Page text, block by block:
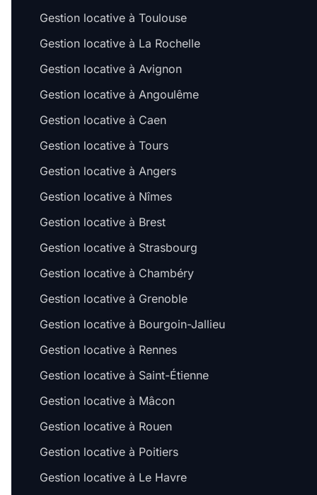
Gestion locative à Toulouse
Gestion locative à La Rochelle
Gestion locative à Avignon
Gestion locative à Angoulême
Gestion locative à Caen
Gestion locative à Tours
Gestion locative à Angers
Gestion locative à Nîmes
Gestion locative à Brest
Gestion locative à Strasbourg
Gestion locative à Chambéry
Gestion locative à Grenoble
Gestion locative à Bourgoin-Jallieu
Gestion locative à Rennes
Gestion locative à Saint-Étienne
Gestion locative à Mâcon
Gestion locative à Rouen
Gestion locative à Poitiers
Gestion locative à Le Havre